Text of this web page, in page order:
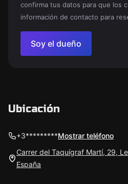
confirma tus datos para que los
información de contacto para
Soy el dueño
Ubicación
+3*********Mostrar teléfono
Carrer del Taquígraf Martí, 29,
España